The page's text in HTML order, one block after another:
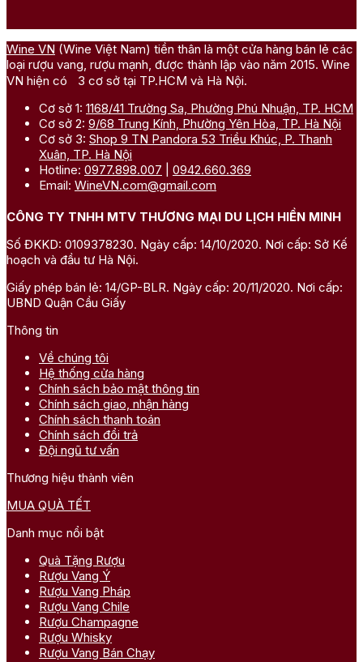
Wine VN (Wine Việt Nam) tiền thân là một cửa hàng bán lẻ các
loại rượu vang, rượu mạnh, được thành lập vào năm 2015. Wine
VN hiện có 3 cơ sở tại TP.HCM và Hà Nội.
Cơ sở 1: 1168/41 Trường Sa, Phường Phú Nhuận, TP. HCM
Cơ sở 2: 9/68 Trung Kính, Phường Yên Hòa, TP. Hà Nội
Cơ sở 3: Shop 9 TN Pandora 53 Triều Khúc, P. Thanh
Xuân, TP. Hà Nội
Hotline: 0977.898.007
0942.660.369
Email: WineVN.com@gmail.com
CÔNG TY TNHH MTV THƯƠNG MẠI DU LỊCH HIỀN MINH
Số ĐKKD: 0109378230. Ngày cấp: 14/10/2020. Nơi cấp: Sở Kế
hoạch và đầu tư Hà Nội.
Giấy phép bán lẻ: 14/GP-BLR. Ngày cấp: 20/11/2020. Nơi cấp:
UBND Quận Cầu Giấy
Thông tin
Về chúng tôi
Hệ thống cửa hàng
Chính sách bảo mật thông tin
Chính sách giao, nhận hàng
Chính sách thanh toán
Chính sách đổi trả
Đội ngũ tư vấn
Thương hiệu thành viên
MUA QUÀ TẾT
Danh mục nổi bật
Quà Tặng Rượu
Rượu Vang Ý
Rượu Vang Pháp
Rượu Vang Chile
Rượu Champagne
Rượu Whisky
Rượu Vang Bán Chạy